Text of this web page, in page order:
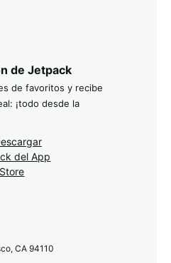
de Jetpack
de favoritos y recibe
¡todo desde la
CA 94110